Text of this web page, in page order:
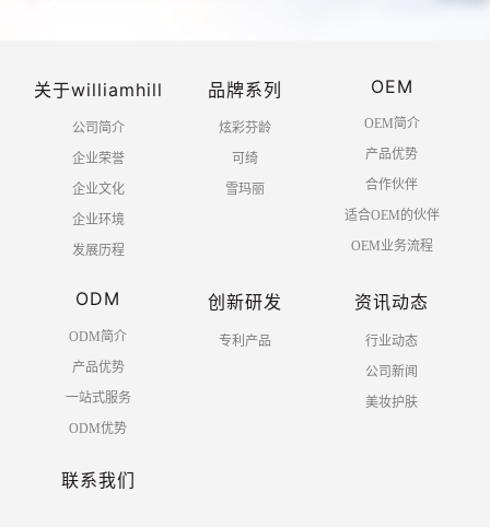
关于williamhill
公司简介
企业荣誉
企业文化
企业环境
发展历程
品牌系列
炫彩芬龄
可绮
雪玛丽
OEM
OEM简介
产品优势
合作伙伴
适合OEM的伙伴
OEM业务流程
ODM
ODM简介
产品优势
一站式服务
ODM优势
创新研发
专利产品
资讯动态
行业动态
公司新闻
美妆护肤
联系我们